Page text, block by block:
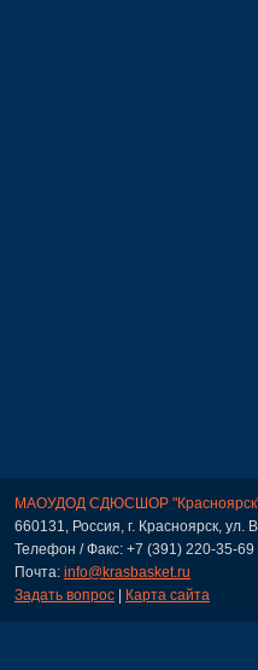
МАОУДОД СДЮСШОР
660131, Россия, г. Красноярск, ул.
Телефон / Факс: +7 (391) 220-35-69
Почта: info@krasbasket.ru
Задать вопрос | Карта сайта